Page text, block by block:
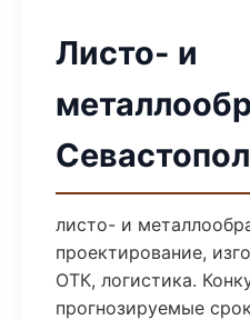
Листо- и
листо- и
проектирование,
ОТК, логистика.
прогнозируемые